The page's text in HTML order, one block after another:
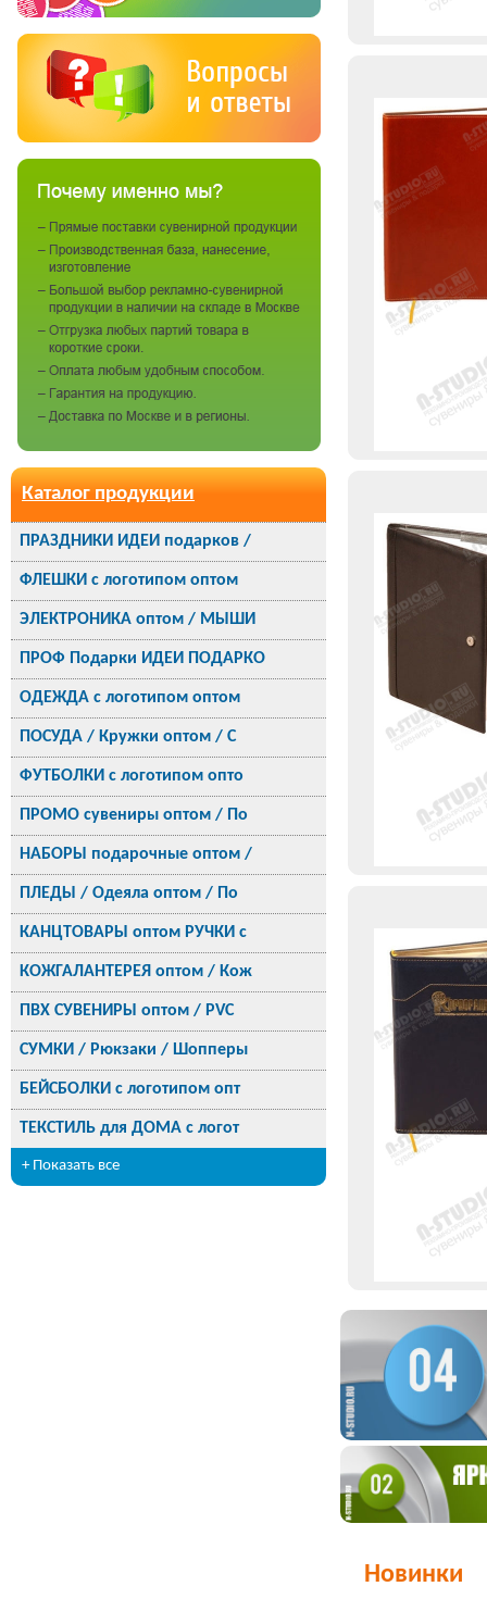
Каталог продукции
ПРАЗДНИКИ ИДЕИ подарков /
ФЛЕШКИ с логотипом оптом
ЭЛЕКТРОНИКА оптом / МЫШИ
ПРОФ Подарки ИДЕИ ПОДАРКО
ОДЕЖДА с логотипом оптом
ПОСУДА / Кружки оптом / С
ФУТБОЛКИ с логотипом опто
ПРОМО сувениры оптом / По
НАБОРЫ подарочные оптом /
ПЛЕДЫ / Одеяла оптом / По
КАНЦТОВАРЫ оптом РУЧКИ с
КОЖГАЛАНТЕРЕЯ оптом / Кож
ПВХ СУВЕНИРЫ оптом / PVC
СУМКИ / Рюкзаки / Шопперы
БЕЙСБОЛКИ с логотипом опт
ТЕКСТИЛЬ для ДОМА с логот
+ Показать все
Новинки